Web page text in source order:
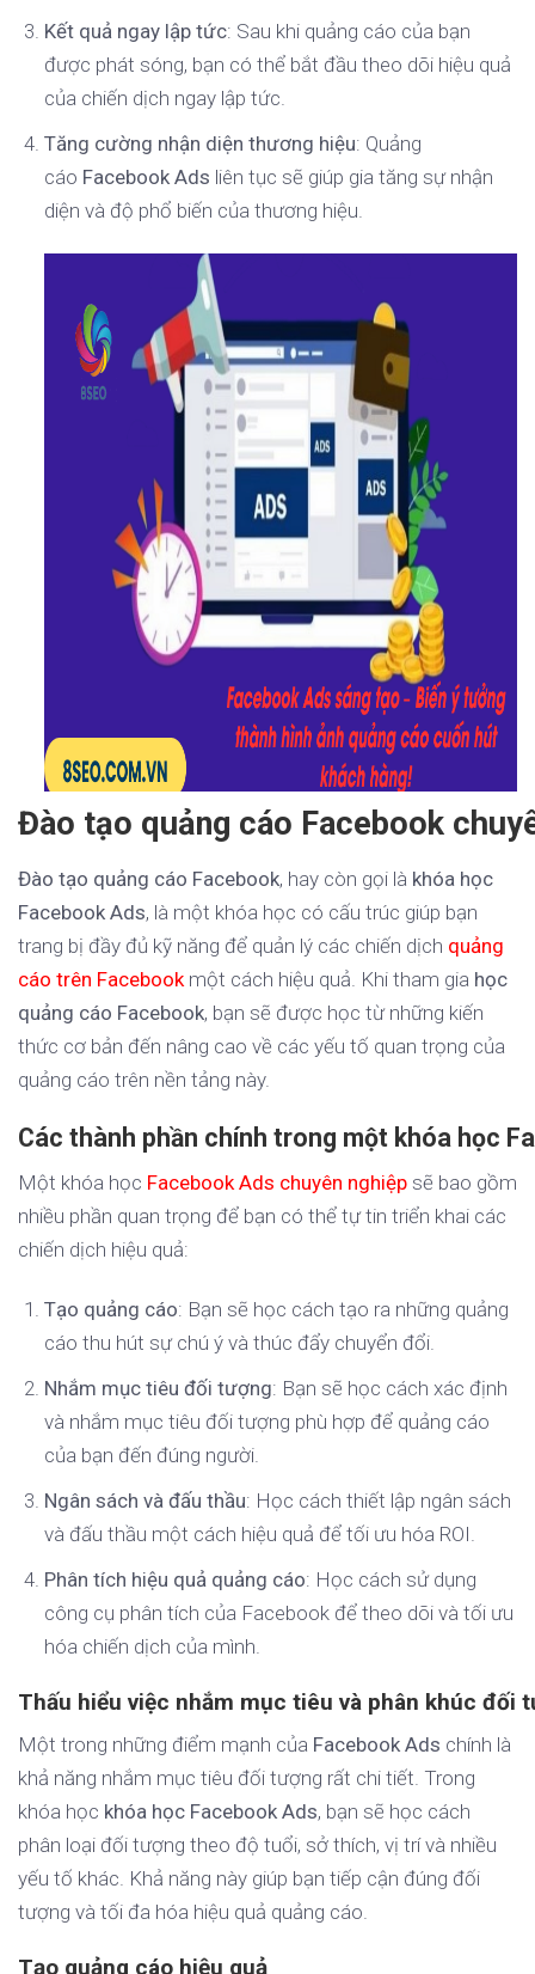
Kết quả ngay lập tức: Sau khi quảng cáo của bạn
được phát sóng, bạn có thể bắt đầu theo dõi hiệu quả
của chiến dịch ngay lập tức.
Tăng cường nhận diện thương hiệu: Quảng
cáo Facebook Ads liên tục sẽ giúp gia tăng sự nhận
diện và độ phổ biến của thương hiệu.
Đào tạo quảng cáo Facebook
Đào tạo quảng cáo Facebook, hay còn gọi là khóa học
Facebook Ads, là một khóa học có cấu trúc giúp bạn
trang bị đầy đủ kỹ năng để quản lý các chiến dịch quảng
cáo trên Facebook một cách hiệu quả. Khi tham gia học
quảng cáo Facebook, bạn sẽ được học từ những kiến
thức cơ bản đến nâng cao về các yếu tố quan trọng của
quảng cáo trên nền tảng này.
Các thành phần chính trong một khóa học
Một khóa học Facebook Ads chuyên nghiệp sẽ bao gồm
nhiều phần quan trọng để bạn có thể tự tin triển khai các
chiến dịch hiệu quả:
Tạo quảng cáo: Bạn sẽ học cách tạo ra những quảng
cáo thu hút sự chú ý và thúc đẩy chuyển đổi.
Nhắm mục tiêu đối tượng: Bạn sẽ học cách xác định
và nhắm mục tiêu đối tượng phù hợp để quảng cáo
của bạn đến đúng người.
Ngân sách và đấu thầu: Học cách thiết lập ngân sách
và đấu thầu một cách hiệu quả để tối ưu hóa ROI.
Phân tích hiệu quả quảng cáo: Học cách sử dụng
công cụ phân tích của Facebook để theo dõi và tối ưu
hóa chiến dịch của mình.
Thấu hiểu việc nhắm mục tiêu và phân khúc đối
Một trong những điểm mạnh của Facebook Ads chính là
khả năng nhắm mục tiêu đối tượng rất chi tiết. Trong
khóa học khóa học Facebook Ads, bạn sẽ học cách
phân loại đối tượng theo độ tuổi, sở thích, vị trí và nhiều
yếu tố khác. Khả năng này giúp bạn tiếp cận đúng đối
tượng và tối đa hóa hiệu quả quảng cáo.
Tạo quảng cáo hiệu quả